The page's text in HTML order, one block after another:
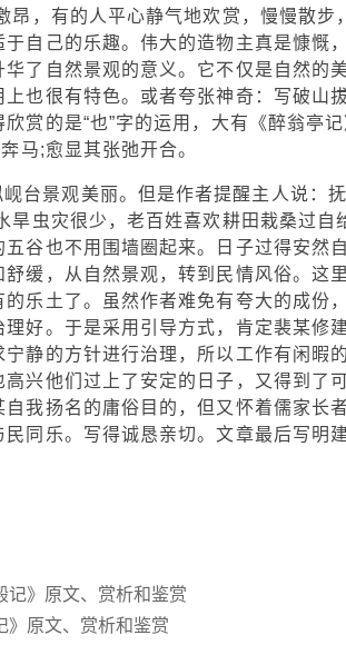
昂，有的人平心静气地欢赏，慢慢散
自己的乐趣。伟大的造物主真是慷慨
了自然景观的意义。它不仅是自然的
也很有特色。或者夸张神奇：写破山
赏的是“也”字的运用，大有《醉翁亭
马;愈显其张弛开合。
台景观美丽。但是作者提醒主人说：
旱虫灾很少，老百姓喜欢耕田栽桑过
谷也不用围墙圈起来。日子过得安然
缓，从自然景观，转到民情风俗。这
乐土了。虽然作者难免有夸大的成份
好。于是采用引导方式，肯定裴某修
静的方针进行治理，所以工作有闲暇
兴他们过上了安定的日子，又得到了
我扬名的庸俗目的，但又怀着儒家长
同乐。写得诚恳亲切。文章最后写明
记》原文、赏析和鉴赏
》原文、赏析和鉴赏